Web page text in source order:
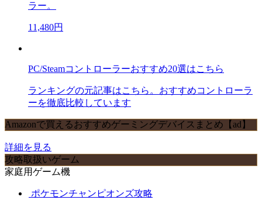
ラー。
11,480円
PC/Steamコントローラーおすすめ20選はこちら
ランキングの元記事はこちら。おすすめコントローラ
ーを徹底比較しています
Amazonで買えるおすすめゲーミングデバイスまとめ【ad】
詳細を見る
攻略取扱いゲーム
家庭用ゲーム機
ポケモンチャンピオンズ攻略